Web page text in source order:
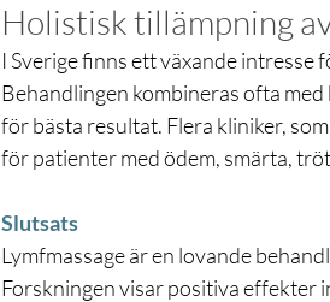
Holistisk tillämpning
I Sverige finns ett växande intresse
Behandlingen kombineras ofta
för bästa resultat. Flera kliniker,
för patienter med ödem, smärta,
Slutsats
Lymfmassage är en lovande
Forskningen visar positiva effekter